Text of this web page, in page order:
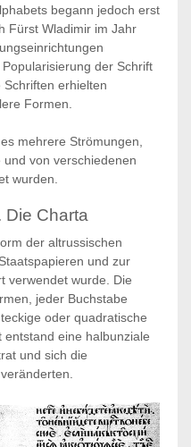
begann jedoch erst
Fürst Wladimir im Jahr
der Schrift
erhielten
Formen.
mehrere Strömungen,
von verschiedenen
wurden.
Die Charta
der altrussischen
und zur
verwendet wurde. Die
jeder Buchstabe
oder quadratische
eine halbunziale
und sich die